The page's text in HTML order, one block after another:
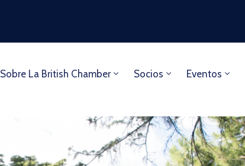
Sobre La British Chamber Socios Eventos